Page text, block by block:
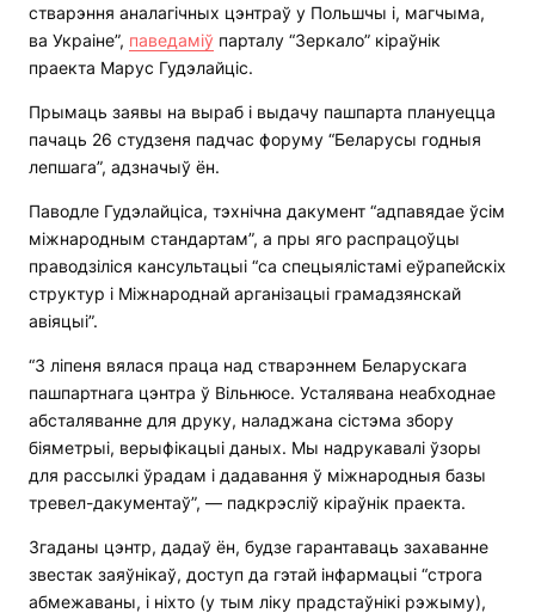
стварэння аналагічных цэнтраў у Польшчы і, магчыма,
ва Украіне”, паведаміў парталу “Зеркало” кіраўнік
праекта Марус Гудэлайціс.
Прымаць заявы на выраб і выдачу пашпарта плануецца
пачаць 26 студзеня падчас форуму “Беларусы годныя
лепшага”, адзначыў ён.
Паводле Гудэлайціса, тэхнічна дакумент “адпавядае ўсім
міжнародным стандартам”, а пры яго распрацоўцы
праводзіліся кансультацыі “са спецыялістамі еўрапейскіх
структур і Міжнароднай арганізацыі грамадзянскай
авіяцыі”.
“З ліпеня вялася праца над стварэннем Беларускага
пашпартнага цэнтра ў Вільнюсе. Усталявана неабходнае
абсталяванне для друку, наладжана сістэма збору
біяметрыі, верыфікацыі даных. Мы надрукавалі ўзоры
для рассылкі ўрадам і дадавання ў міжнародныя базы
тревел-дакументаў”, — падкрэсліў кіраўнік праекта.
Згаданы цэнтр, дадаў ён, будзе гарантаваць захаванне
звестак заяўнікаў, доступ да гэтай інфармацыі “строга
абмежаваны, і ніхто (у тым ліку прадстаўнікі рэжыму),